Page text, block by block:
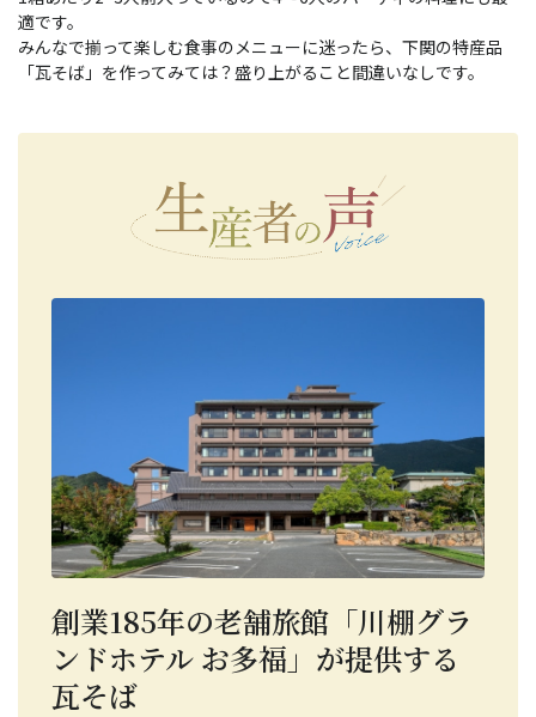
適です。
みんなで揃って楽しむ食事のメニューに迷ったら、下関の特産品
「瓦そば」を作ってみては？盛り上がること間違いなしです。
創業185年の老舗旅館「川棚グラ
ンドホテル お多福」が提供する
瓦そば